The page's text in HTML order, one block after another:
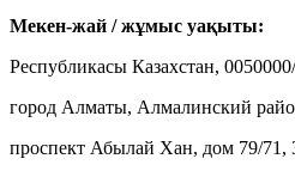
Мекен-жай / жұмыс уақыты:
Республикасы Казахстан,
город Алматы, Алмалинский
проспект Абылай Хан, дом 79/71,